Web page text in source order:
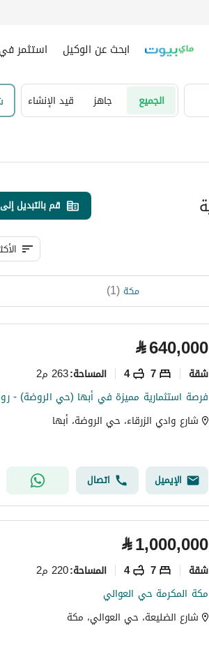
ابحث عن الوكيل استثمر
الجميع جاهز قيد الإنشاء
قم بالتبديل
مكة(
1
)
⃁640,000
شقة 7
4 المساحة:263 م2
شارع وادي الزرقاء، حي الروضة، أبها
الإيميل اتصال
⃁1,000,000
شقة 7
4 المساحة:220 م2
مكة المكرمة حي العوالي
شارع الضليعة، حي العوالي، مكة